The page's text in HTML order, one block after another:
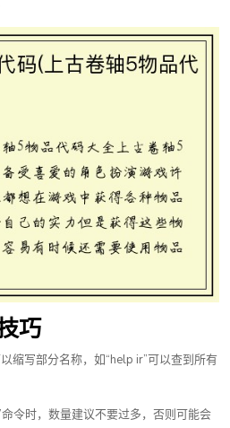
巧
缩写部分名称，如“help ir”可以查到所有
令时，数量建议不要过多，否则可能会